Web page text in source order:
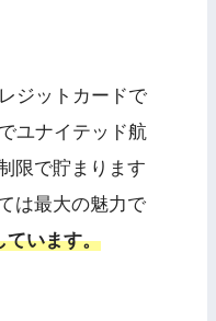
ジットカードで
ユナイテッド航
限で貯まります
は最大の魅力で
ています。